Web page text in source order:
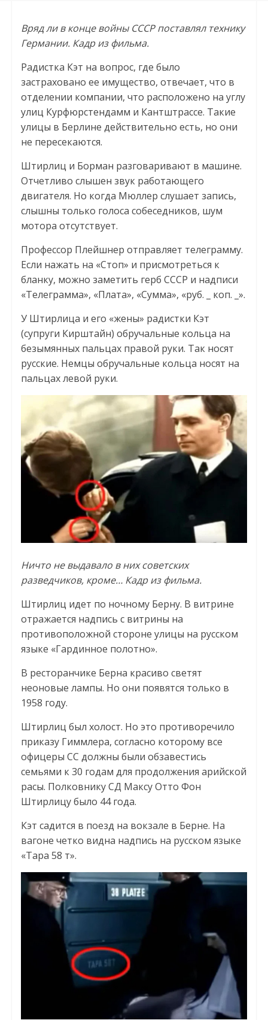
Вряд ли в конце войны СССР поставлял технику
Германии. Кадр из фильма.
Радистка Кэт на вопрос, где было
застраховано ее имущество, отвечает, что в
отделении компании, что расположено на углу
улиц Курфюрстендамм и Кантштрассе. Такие
улицы в Берлине действительно есть, но они
не пересекаются.
Штирлиц и Борман разговаривают в машине.
Отчетливо слышен звук работающего
двигателя. Но когда Мюллер слушает запись,
слышны только голоса собеседников, шум
мотора отсутствует.
Профессор Плейшнер отправляет телеграмму.
Если нажать на «Стоп» и присмотреться к
бланку, можно заметить герб СССР и надписи
«Телеграмма», «Плата», «Сумма», «руб. _ коп. _».
У Штирлица и его «жены» радистки Кэт
(супруги Кирштайн) обручальные кольца на
безымянных пальцах правой руки. Так носят
русские. Немцы обручальные кольца носят на
пальцах левой руки.
Ничто не выдавало в них советских
разведчиков, кроме… Кадр из фильма.
Штирлиц идет по ночному Берну. В витрине
отражается надпись с витрины на
противоположной стороне улицы на русском
языке «Гардинное полотно».
В ресторанчике Берна красиво светят
неоновые лампы. Но они появятся только в
1958 году.
Штирлиц был холост. Но это противоречило
приказу Гиммлера, согласно которому все
офицеры СС должны были обзавестись
семьями к 30 годам для продолжения арийской
расы. Полковнику СД Максу Отто Фон
Штирлицу было 44 года.
Кэт садится в поезд на вокзале в Берне. На
вагоне четко видна надпись на русском языке
«Тара 58 т».